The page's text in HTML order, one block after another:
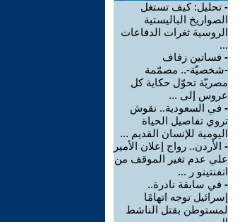
- تحليل: كيف تستغل
الصواريخ الباليستية
الروسية ثغرات الدفاعات
...
- فساتين زفاف
-شخصيّة-.. مصمّمة
مصريّة تحوّل حكاية كل
عروس إلى ...
- في السعودية.. نقوش
تروي تفاصيل الحياة
اليومية للإنسان القديم ...
- الأردن.. رواج إعلان الأمير
علي عدم تغير الموقف من
انفنتينو ر ...
- في سابقة نادرة..
إسرائيل توجه اتهامًا
لمستوطن بقتل الناشط